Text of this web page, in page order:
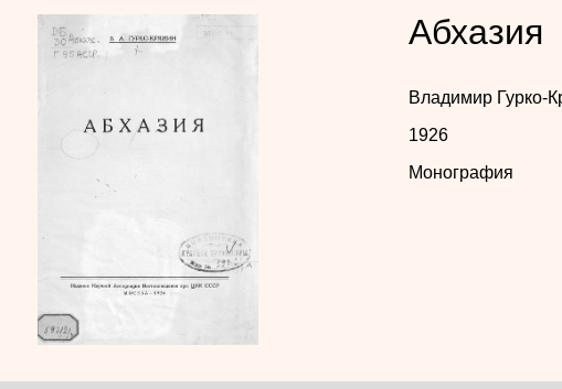
Абхазия
Владимир Гурко-
1926
Монография